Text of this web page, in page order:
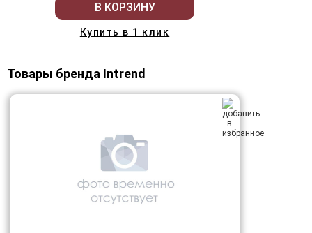
В КОРЗИНУ
Купить в 1 клик
Товары бренда Intrend